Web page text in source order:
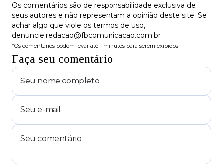
Os comentários são de responsabilidade exclusiva de
seus autores e não representam a opinião deste site. Se
achar algo que viole os termos de uso,
denuncie:redacao@fbcomunicacao.com.br
*Os comentários podem levar até 1 minutos para serem exibidos
Faça seu comentário